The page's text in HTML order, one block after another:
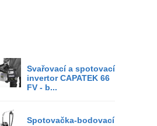
Svařovací a spotovací
invertor CAPATEK 66
FV - b...
Spotovačka-bodovací